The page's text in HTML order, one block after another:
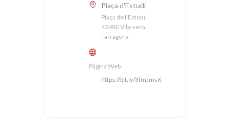
Plaça d'Estudi
Plaça de l'Estudi,
43480 Vila-seca,
Tarragona
Pàgina Web
https://bit.ly/3fmJmsX